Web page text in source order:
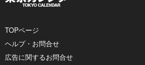
TOPページ
ヘルプ・お問合せ
広告に関するお問合せ